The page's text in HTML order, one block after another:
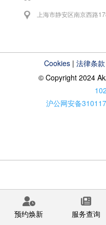
上海市静安区南京西路
Cookies |法律条款
© Copyright 2024
沪公网安备
预约焕新 服务查询